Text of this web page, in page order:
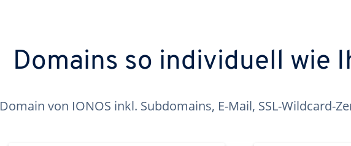
Domains so individuell wie
Domain von IONOS inkl. Subdomains, E-Mail, SSL-Wildcard-